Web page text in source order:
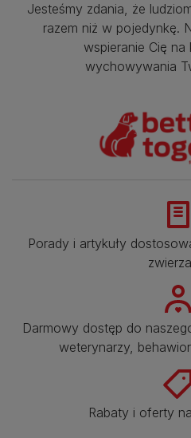
Jesteśmy zdania, że
razem niż w pojedynkę.
wspieranie Cię na
wychowywania
Porady i artykuły
Darmowy dostęp do
weterynarzy,
Rabaty i oferty